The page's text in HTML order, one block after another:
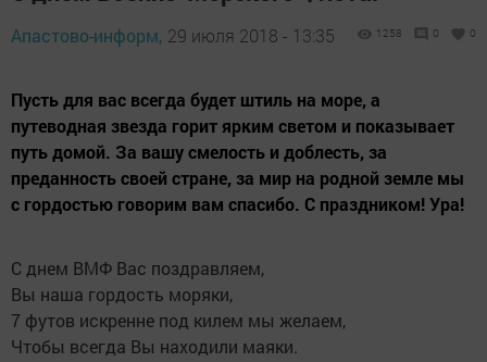
Апастово-информ, 29 июля 2018 - 13:35 1258 0 0
Пусть для вас всегда будет штиль на море, а
путеводная звезда горит ярким светом и показывает
путь домой. За вашу смелость и доблесть, за
преданность своей стране, за мир на родной земле мы
с гордостью говорим вам спасибо. С праздником! Ура!
С днем ВМФ Вас поздравляем,
Вы наша гордость моряки,
7 футов искренне под килем мы желаем,
Чтобы всегда Вы находили маяки.